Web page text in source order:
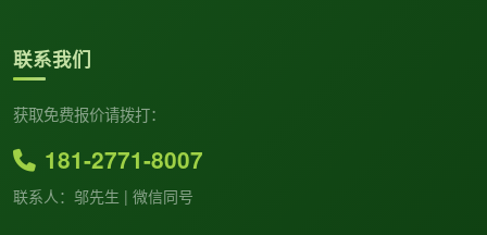
联系我们
获取免费报价请拨打：
181-2771-8007
联系人：邬先生 | 微信同号